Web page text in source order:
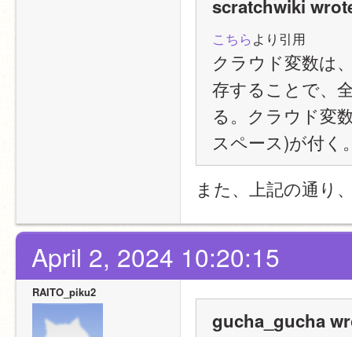
scratchwiki
こちらより引用
クラウド変数は
存することで、
る。クラウド変
スペース)が付
また、上記の通り
April 2, 2024 10:20:15
RAITO_piku2
gucha_gucha